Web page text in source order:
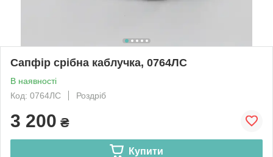
Сапфір срібна каблучка, 0764ЛС
В наявності
Код: 0764ЛС
Роздріб
3 200 ₴
Купити